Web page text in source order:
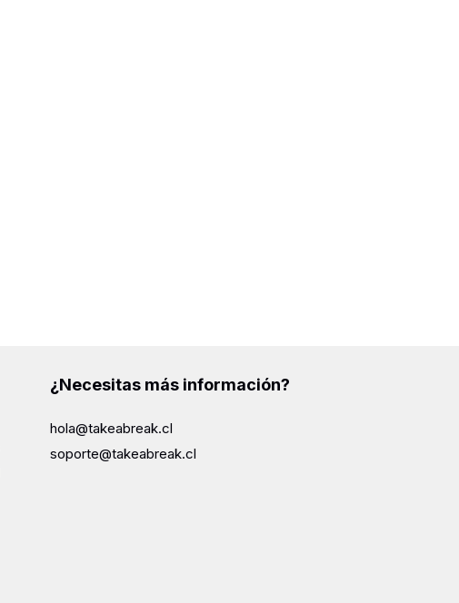
¿Necesitas más información?
hola@takeabreak.cl
soporte@takeabreak.cl